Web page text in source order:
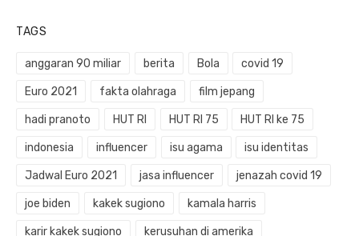
TAGS
anggaran 90 miliar berita Bola covid 19
Euro 2021 fakta olahraga film jepang
hadi pranoto HUT RI HUT RI 75 HUT RI ke 75
indonesia influencer isu agama isu identitas
Jadwal Euro 2021 jasa influencer jenazah covid 19
joe biden kakek sugiono kamala harris
karir kakek sugiono kerusuhan di amerika